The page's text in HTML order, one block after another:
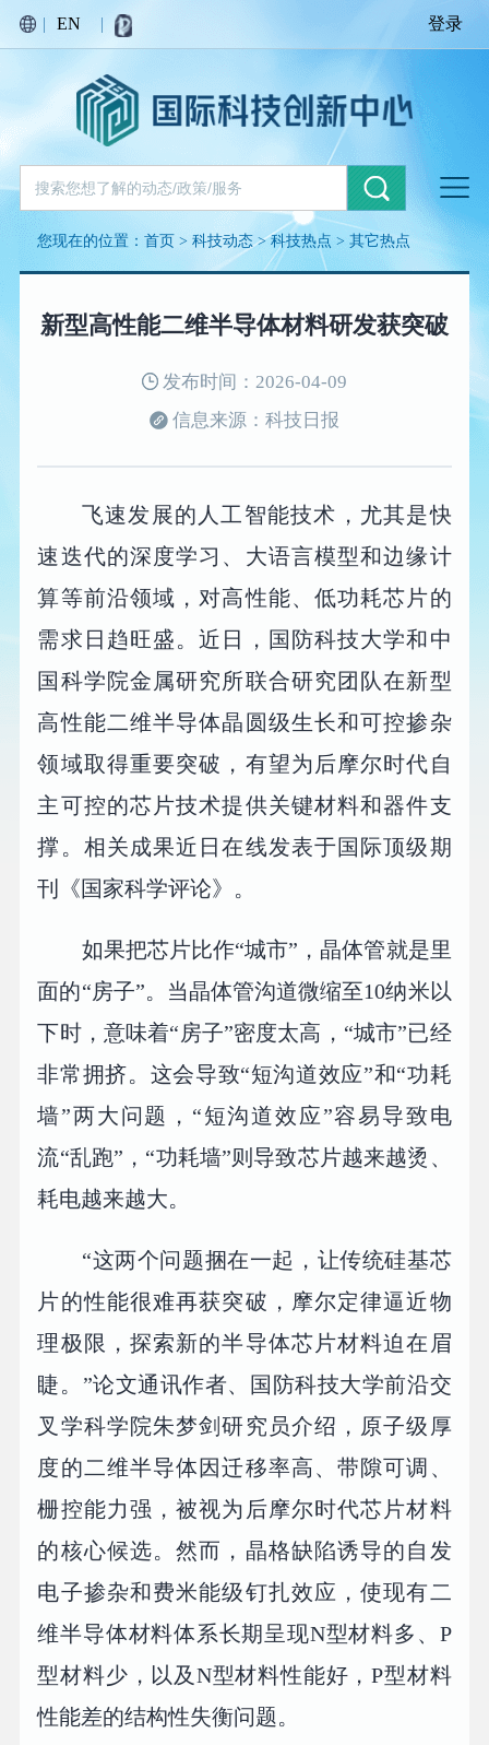
| EN | 登录
您现在的位置：首页 >科技动态>科技热点 >其它热点
新型高性能二维半导体材料研发获突破
发布时间：2026-04-09
信息来源：科技日报
飞速发展的人工智能技术，尤其是快
速迭代的深度学习、大语言模型和边缘计
算等前沿领域，对高性能、低功耗芯片的
需求日趋旺盛。近日，国防科技大学和中
国科学院金属研究所联合研究团队在新型
高性能二维半导体晶圆级生长和可控掺杂
领域取得重要突破，有望为后摩尔时代自
主可控的芯片技术提供关键材料和器件支
撑。相关成果近日在线发表于国际顶级期
刊《国家科学评论》。
如果把芯片比作“城市”，晶体管就是里
面的“房子”。当晶体管沟道微缩至10纳米以
下时，意味着“房子”密度太高，“城市”已经
非常拥挤。这会导致“短沟道效应”和“功耗
墙”两大问题，“短沟道效应”容易导致电
流“乱跑”，“功耗墙”则导致芯片越来越烫、
耗电越来越大。
“这两个问题捆在一起，让传统硅基芯
片的性能很难再获突破，摩尔定律逼近物
理极限，探索新的半导体芯片材料迫在眉
睫。”论文通讯作者、国防科技大学前沿交
叉学科学院朱梦剑研究员介绍，原子级厚
度的二维半导体因迁移率高、带隙可调、
栅控能力强，被视为后摩尔时代芯片材料
的核心候选。然而，晶格缺陷诱导的自发
电子掺杂和费米能级钉扎效应，使现有二
维半导体材料体系长期呈现N型材料多、P
型材料少，以及N型材料性能好，P型材料
性能差的结构性失衡问题。